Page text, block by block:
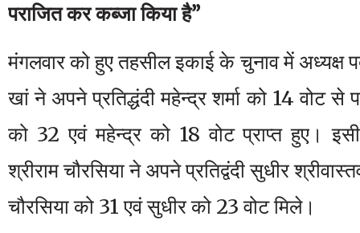
पराजित कर कब्जा किया है”
मंगलवार को हुए तहसील इकाई के चुनाव में अध्यक्ष
खां ने अपने प्रतिद्धंदी महेन्द्र शर्मा को 14 वोट
को 32 एवं महेन्द्र को 18 वोट प्राप्त हुए।
श्रीराम चौरसिया ने अपने प्रतिद्वंदी सुधीर
चौरसिया को 31 एवं सुधीर को 23 वोट मिले।